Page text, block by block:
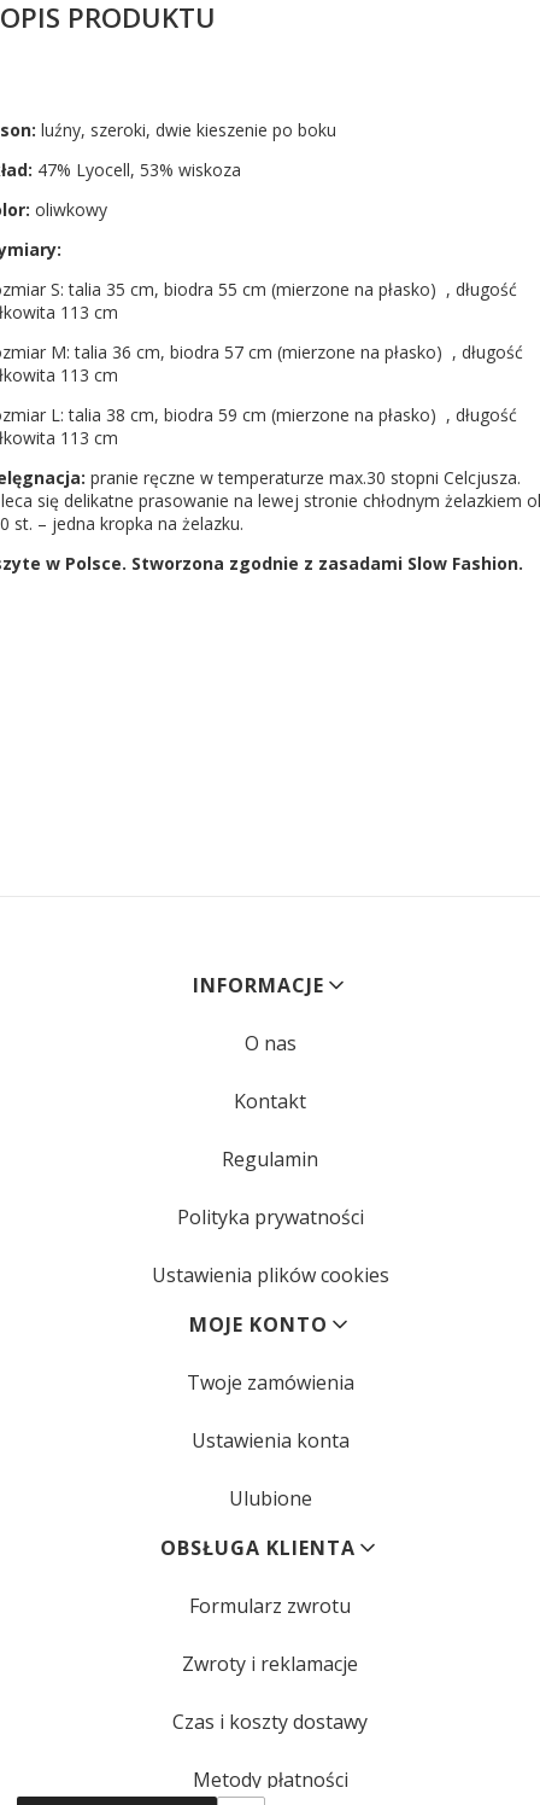
OPIS PRODUKTU
luźny, szeroki, dwie kieszenie po boku
47% Lyocell, 53% wiskoza
oliwkowy
S: talia 35 cm, biodra 55 cm (mierzone na płasko) , długość
113 cm
M: talia 36 cm, biodra 57 cm (mierzone na płasko) , długość
113 cm
L: talia 38 cm, biodra 59 cm (mierzone na płasko) , długość
113 cm
pranie ręczne w temperaturze max.30 stopni Celcjusza.
się delikatne prasowanie na lewej stronie chłodnym żelazkiem
st. – jedna kropka na żelazku.
w Polsce. Stworzona zgodnie z zasadami Slow Fashion.
Linki w stopceINFORMACJE
O nas
Kontakt
Regulamin
Polityka prywatności
Ustawienia plików cookies
MOJE KONTO
Twoje zamówienia
Ustawienia konta
Ulubione
OBSŁUGA KLIENTA
Formularz zwrotu
Zwroty i reklamacje
Czas i koszty dostawy
Metody płatności